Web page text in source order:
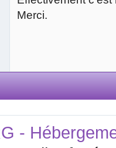
Merci.
-